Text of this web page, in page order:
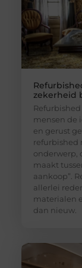
zekerheid
mensen de
en gerust
refurbished
onderwerp,
maakt
aankoop”.
allerlei
materialen
dan nieuw.